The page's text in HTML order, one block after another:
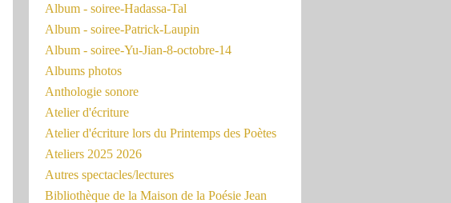
Album - soiree-Hadassa-Tal
Album - soiree-Patrick-Laupin
Album - soiree-Yu-Jian-8-octobre-14
Albums photos
Anthologie sonore
Atelier d'écriture
Atelier d'écriture lors du Printemps des Poètes
Ateliers 2025 2026
Autres spectacles/lectures
Bibliothèque de la Maison de la Poésie Jean